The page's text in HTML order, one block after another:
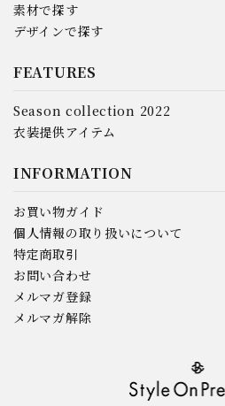
素材で探す
デザインで探す
FEATURES
Season collection 2022
衣装提供アイテム
INFORMATION
お買い物ガイド
個人情報の取り扱いについて
特定商取引
お問い合わせ
メルマガ登録
メルマガ解除